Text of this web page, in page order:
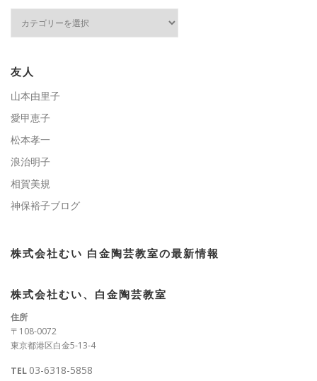
ー
友人
山本由里子
愛甲恵子
松本孝一
浪治明子
相賀美規
神保裕子ブログ
株式会社むい 白金陶芸教室の最新情報
株式会社むい、白金陶芸教室
住所
〒108-0072
東京都港区白金5-13-4
TEL 03-6318-5858